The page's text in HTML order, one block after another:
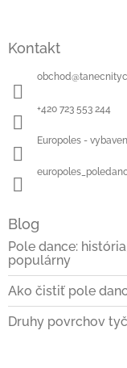
Kontakt
obchod@
+420 723 553 244
Europoles -
Blog
Pole dance:
populárny
Ako čistiť pole
Druhy povrchov